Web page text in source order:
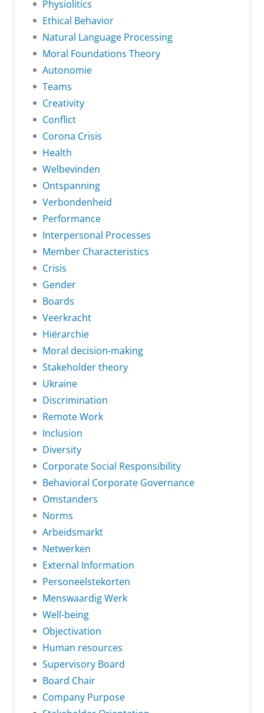
Physiolitics
Ethical Behavior
Natural Language Processing
Moral Foundations Theory
Autonomie
Teams
Creativity
Conflict
Corona Crisis
Health
Welbevinden
Ontspanning
Verbondenheid
Performance
Interpersonal Processes
Member Characteristics
Crisis
Gender
Boards
Veerkracht
Hiërarchie
Moral decision-making
Stakeholder theory
Ukraine
Discrimination
Remote Work
Inclusion
Diversity
Corporate Social Responsibility
Behavioral Corporate Governance
Omstanders
Norms
Arbeidsmarkt
Netwerken
External Information
Personeelstekorten
Menswaardig Werk
Well-being
Objectivation
Human resources
Supervisory Board
Board Chair
Company Purpose